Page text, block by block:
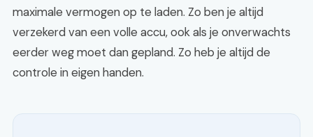
maximale vermogen op te laden. Zo ben je altijd
verzekerd van een volle accu, ook als je onverwachts
eerder weg moet dan gepland. Zo heb je altijd de
controle in eigen handen.